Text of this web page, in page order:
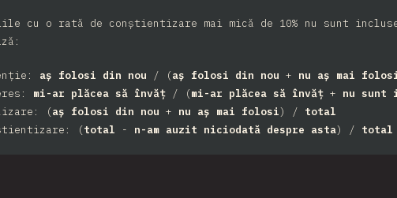
cu o rată de conștientizare mai mică de 10% nu sunt
aș folosi din nou / (aș folosi din nou + nu aș mai
mi-ar plăcea să învăț / (mi-ar plăcea să învăț + nu sunt
(aș folosi din nou + nu aș mai folosi) / total
(total - n-am auzit niciodată despre asta) / total